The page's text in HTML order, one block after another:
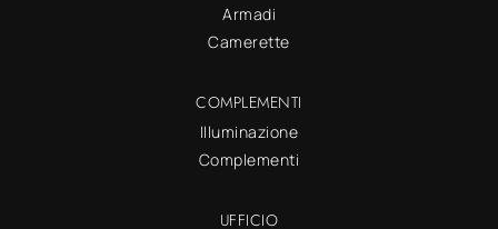
Armadi
Camerette
COMPLEMENTI
Illuminazione
Complementi
UFFICIO